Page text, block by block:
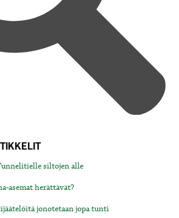
siltojen alle
asemat herättävät?
jonotetaan jopa tunti